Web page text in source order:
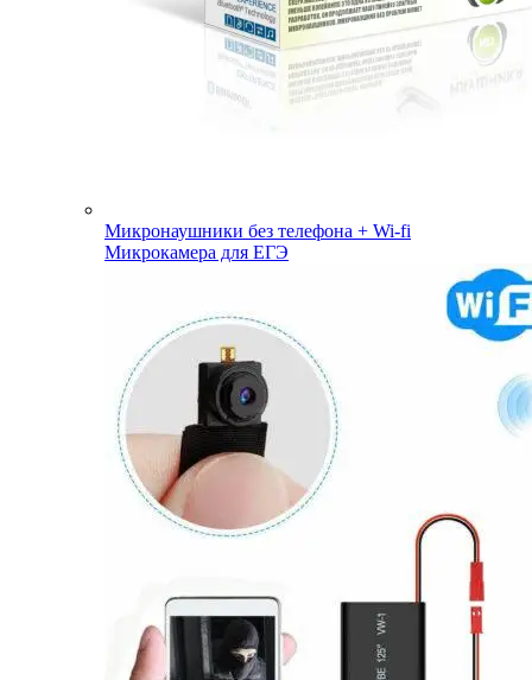
Микронаушники без телефона + Wi-fi
Микрокамера для ЕГЭ